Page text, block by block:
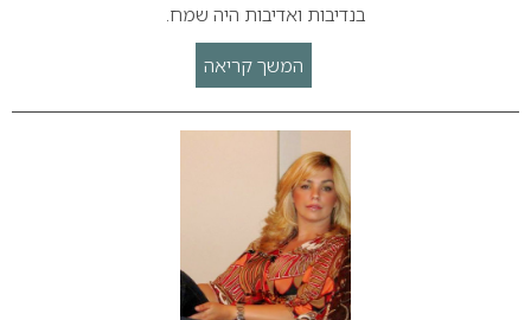
בנדיבות ואדיבות היה שמח.
המשך קריאה